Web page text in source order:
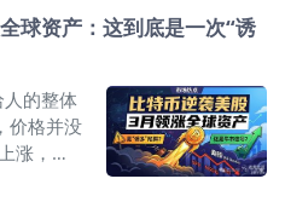
Safe 后续真的被部分船东接
限度的保障，那么它在理论上
峡完全断流”的极端情形。只是从
上升，而不是提前交易通航恢
复杂： 短期偏利多风险溢价；
输阻塞，还是会变成伊朗将海
“大概
很重要
的东西
1%？那
决定仓
：你对
敢下多
看懂
球资产：这到底是一次“诱
的整体
价格并没
涨，很
另一方
，市场